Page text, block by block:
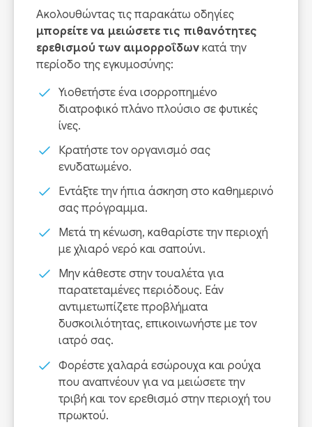
Ακολουθώντας τις παρακάτω οδηγίες
μπορείτε να μειώσετε τις πιθανότητες
ερεθισμού των αιμορροΐδων κατά την
περίοδο της εγκυμοσύνης:
Υιοθετήστε ένα ισορροπημένο
διατροφικό πλάνο πλούσιο σε φυτικές
ίνες.
Κρατήστε τον οργανισμό σας
ενυδατωμένο.
Εντάξτε την ήπια άσκηση στο καθημερινό
σας πρόγραμμα.
Μετά τη κένωση, καθαρίστε την περιοχή
με χλιαρό νερό και σαπούνι.
Μην κάθεστε στην τουαλέτα για
παρατεταμένες περιόδους. Εάν
αντιμετωπίζετε προβλήματα
δυσκοιλιότητας, επικοινωνήστε με τον
ιατρό σας.
Φορέστε χαλαρά εσώρουχα και ρούχα
που αναπνέουν για να μειώσετε την
τριβή και τον ερεθισμό στην περιοχή του
πρωκτού.